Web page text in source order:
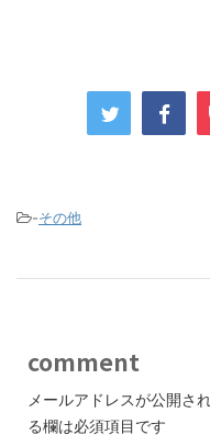
-その他
comment
メールアドレスが公開さ
る欄は必須項目です